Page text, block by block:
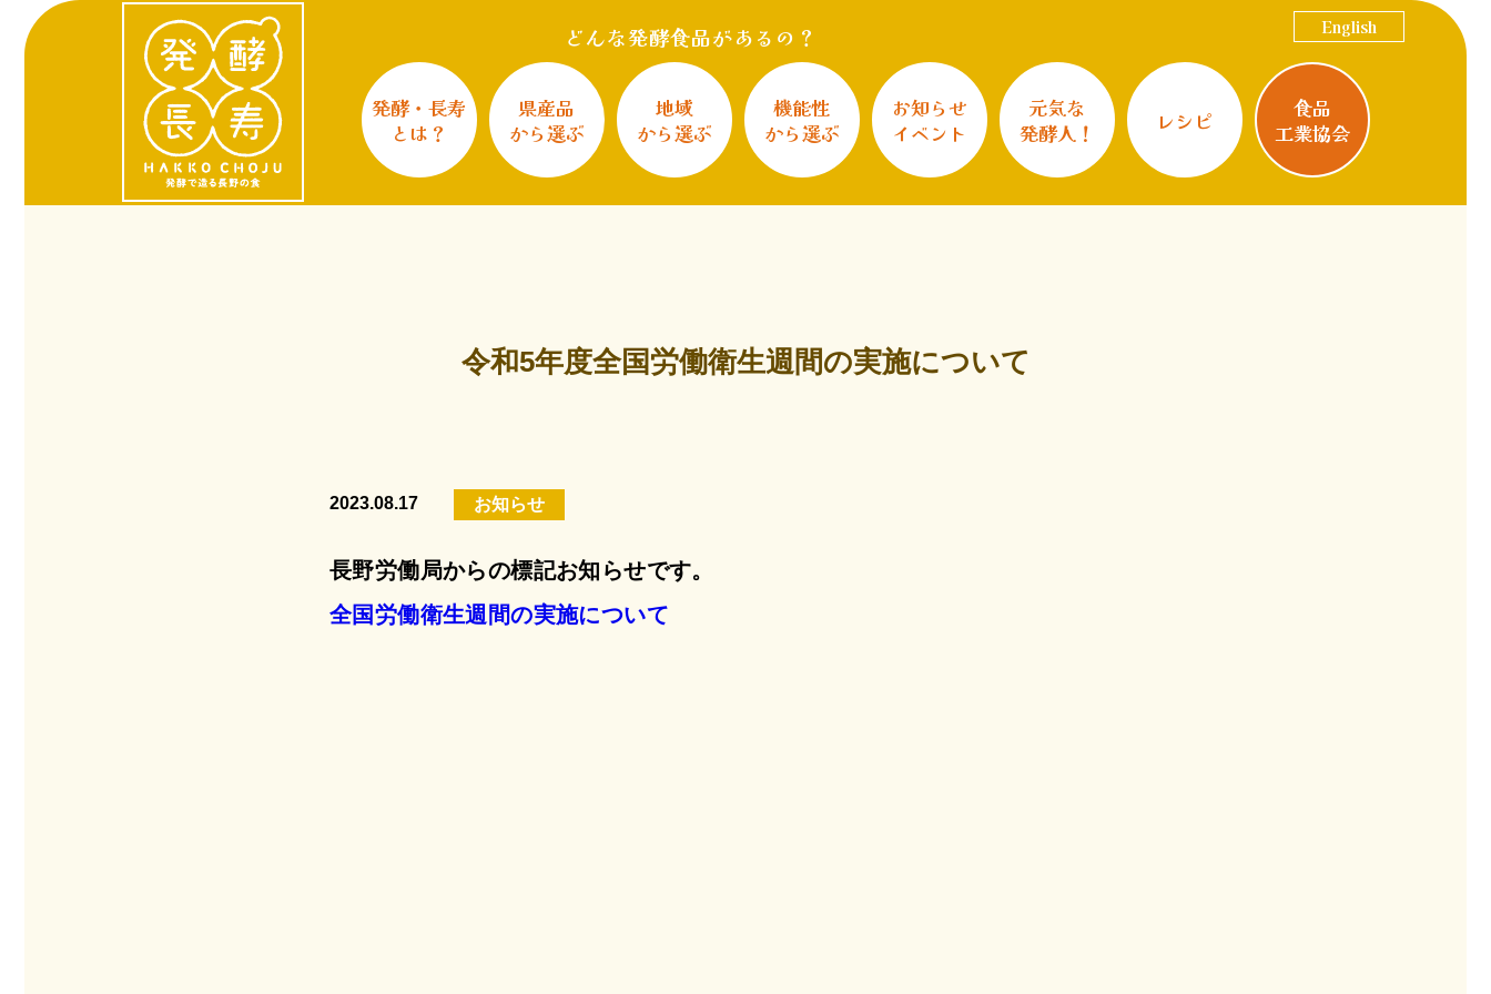
English
どんな発酵食品があるの？
発酵・長寿
とは？
県産品
から選ぶ
地域
から選ぶ
機能性
から選ぶ
お知らせ
イベント
元気な
発酵人！
レシピ
食品
工業協会
令和5年度全国労働衛生週間の実施について
2023.08.17 お知らせ
長野労働局からの標記お知らせです。
全国労働衛生週間の実施について